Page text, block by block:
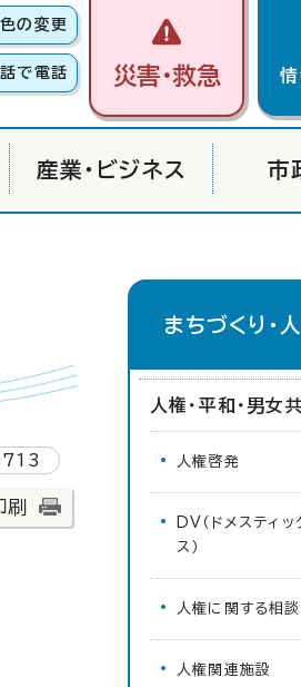
色の変更
で電話 災害・救急
産業・ビジネス 市
まちづくり・
人権・平和・男女
人権啓発
DV（ドメスティッ
ス）
人権に関する相談
人権関連施設